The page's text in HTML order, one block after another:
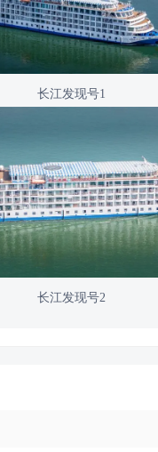
长江发现号1
长江发现号2